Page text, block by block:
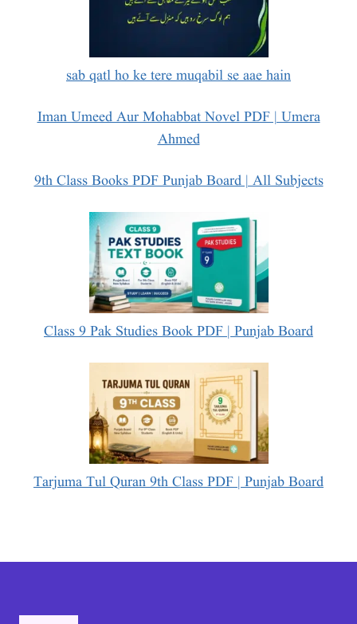
sab qatl ho ke tere muqabil se aae hain
Iman Umeed Aur Mohabbat Novel PDF | Umera
Ahmed
9th Class Books PDF Punjab Board | All Subjects
Class 9 Pak Studies Book PDF | Punjab Board
Tarjuma Tul Quran 9th Class PDF | Punjab Board